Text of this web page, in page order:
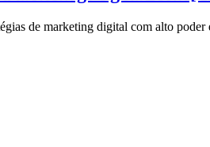
de marketing digital com alto poder